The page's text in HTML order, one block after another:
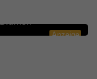
Anzeige